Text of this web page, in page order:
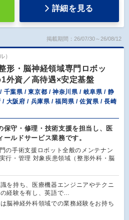
詳細を見る
掲載期間：26/07/30～26/08/12
）
形・脳神経領域専門ロボッ
外資／高待遇×安定基盤
千葉県 / 東京都 / 神奈川県 / 岐阜県 / 静
大阪府 / 兵庫県 / 福岡県 / 佐賀県 / 長崎
保守・修理・技術支援を担当し、医
ルドサービス業務です。
の手術支援ロボット全般のメンテナン
行・管理 対象疾患領域（整形外科・脳
を持ち、医療機器エンジニアやテクニ
経験を有し、英語で…
脳神経外科領域での業務経験をお持ち